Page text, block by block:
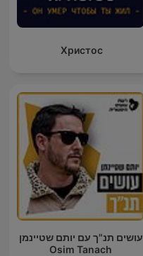
Христос
עושים תנ"ך עם יותם שטיינמן
Osim Tanach